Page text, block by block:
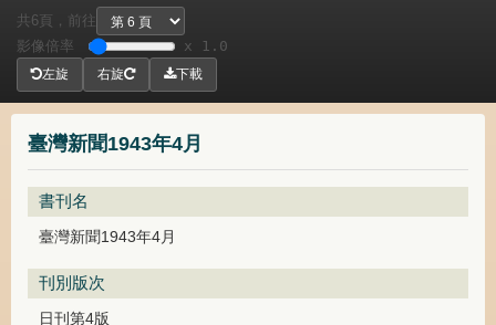
臺灣新聞1943年4月
書刊名
臺灣新聞1943年4月
刊別版次
日刊第4版
共 6頁，
前往
影像倍率
x 1.0
左旋 右旋 下載